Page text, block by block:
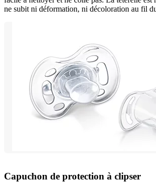
ne subit ni déformation, ni décoloration au fil
Capuchon de protection à clipser